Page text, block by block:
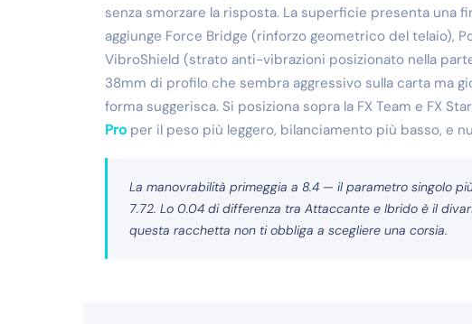
senza smorzare la risposta. La superficie presenta una
aggiunge Force Bridge (rinforzo geometrico del telaio),
VibroShield (strato anti-vibrazioni posizionato nella
38mm di profilo che sembra aggressivo sulla carta ma
forma suggerisca. Si posiziona sopra la FX Team e FX
Pro per il peso più leggero, bilanciamento più basso, e
La manovrabilità primeggia a 8.4 — il parametro singolo
7.72. Lo 0.04 di differenza tra Attaccante e Ibrido è il
questa racchetta non ti obbliga a scegliere una corsia.